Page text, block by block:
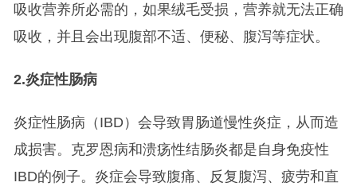
吸收营养所必需的，如果绒毛受损，营养就无法正确
吸收，并且会出现腹部不适、便秘、腹泻等症状。
2.炎症性肠病
炎症性肠病（IBD）会导致胃肠道慢性炎症，从而造
成损害。克罗恩病和溃疡性结肠炎都是自身免疫性
IBD的例子。炎症会导致腹痛、反复腹泻、疲劳和直